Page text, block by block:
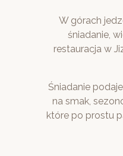
W górach
śniadanie,
restauracja w
Śniadanie
na smak,
które po prostu